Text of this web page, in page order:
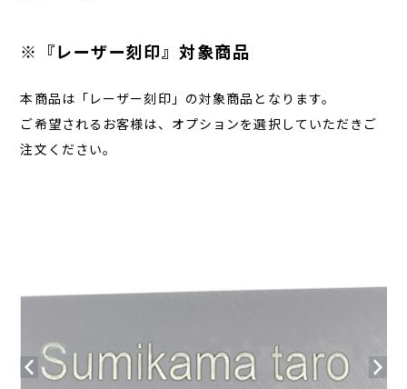
※『レーザー刻印』対象商品
本商品は「レーザー刻印」の対象商品となります。
ご希望されるお客様は、オプションを選択していただきご
注文ください。